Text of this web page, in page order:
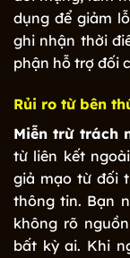
dụng để giảm
ghi nhận thời
phận hỗ trợ đối
Rủi ro từ bên
Miễn trừ trách
từ liên kết
giả mạo từ đối
thông tin. Bạn
không rõ
bất kỳ ai. Khi